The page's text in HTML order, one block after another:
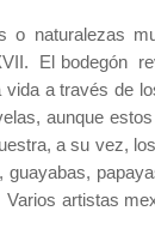
o naturalezas
El bodegón
vida a través de
aunque
a su vez,
artistas